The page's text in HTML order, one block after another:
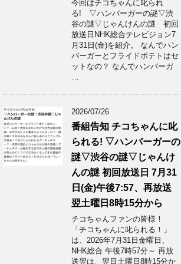
今回はチコちゃんに叱られ
る! ▽ハンバーガーの謎▽渋
谷の謎▽じゃんけんの謎 初回
放送日NHK総合テレビジョン7
月31日(金)を紹介。 なんでハン
バーガーとフライドポテトはセ
ットなの？ なんでハンバーガ
…
2026/07/26
番組告知 チコちゃんに叱
られる! ▽ハンバーガーの
謎▽渋谷の謎▽じゃんけ
んの謎 初回放送日 7月31
日(金)午後7:57、再放送
翌土曜日8時15分から
チコちゃんファンの皆様！
「チコちゃんに叱られる！」​
は、2026年7月31日金曜日、
NHK総合 午後7時57分～ 再放
送翌は、翌日土曜日8時15分か